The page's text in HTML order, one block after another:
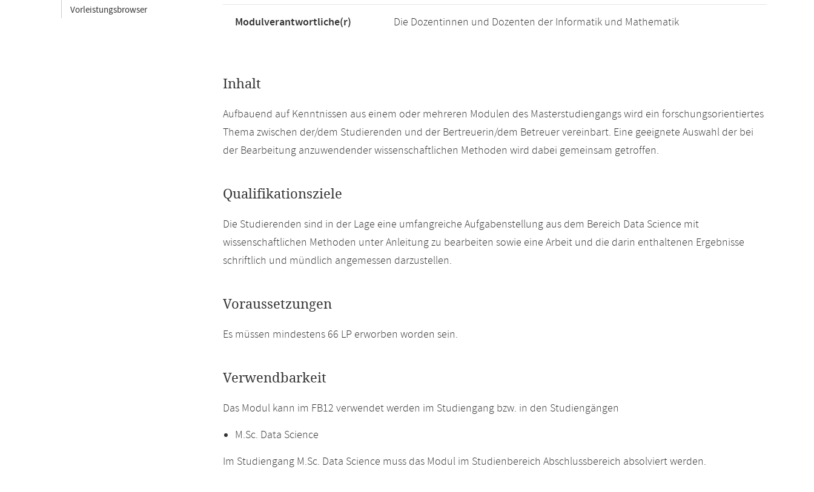
Vorleistungsbrowser
Modulverantwortliche(r) Die Dozentinnen und Dozenten der Informatik und Mathematik
Inhalt
Aufbauend auf Kenntnissen aus einem oder mehreren Modulen des Masterstudiengangs wird ein forschungsorientiertes
Thema zwischen der/dem Studierenden und der Bertreuerin/dem Betreuer vereinbart. Eine geeignete Auswahl der bei
der Bearbeitung anzuwendender wissenschaftlichen Methoden wird dabei gemeinsam getroffen.
Qualifikationsziele
Die Studierenden sind in der Lage eine umfangreiche Aufgabenstellung aus dem Bereich Data Science mit
wissenschaftlichen Methoden unter Anleitung zu bearbeiten sowie eine Arbeit und die darin enthaltenen Ergebnisse
schriftlich und mündlich angemessen darzustellen.
Voraussetzungen
Es müssen mindestens 66 LP erworben worden sein.
Verwendbarkeit
Das Modul kann im FB12 verwendet werden im Studiengang bzw. in den Studiengängen
M.Sc. Data Science
Im Studiengang M.Sc. Data Science muss das Modul im Studienbereich Abschlussbereich absolviert werden.